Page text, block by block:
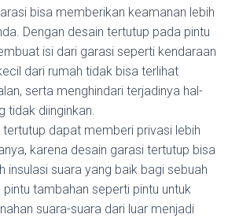
bisa memberikan keamanan lebih
Dengan desain tertutup pada pintu
isi dari garasi seperti kendaraan
dari rumah tidak bisa terlihat
serta menghindari terjadinya hal-
tidak diinginkan.
tertutup dapat memberi privasi lebih
karena desain garasi tertutup bisa
insulasi suara yang baik bagi sebuah
pintu tambahan seperti pintu untuk
suara-suara dari luar menjadi